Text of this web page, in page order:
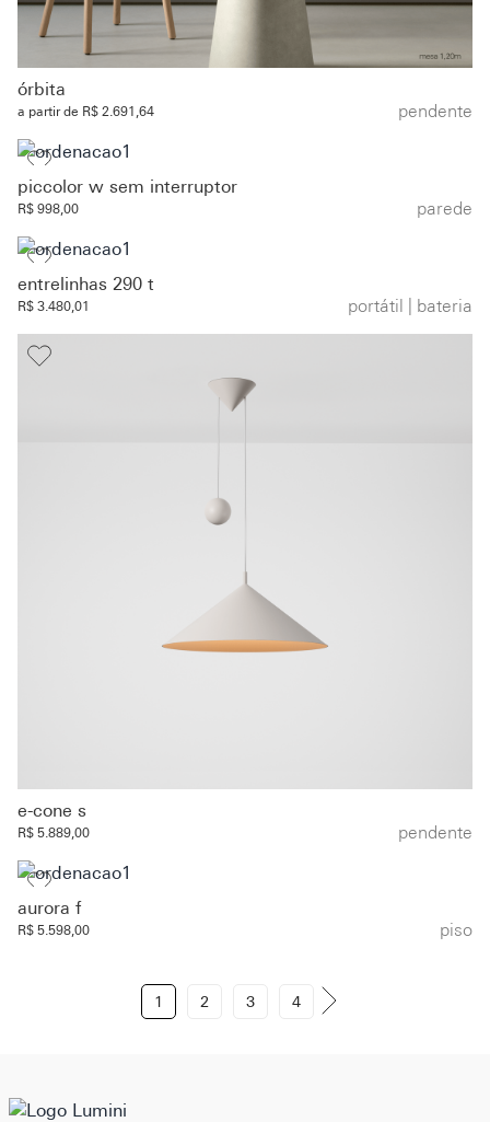
órbita
a partir de R$ 2.691,64 pendente
piccolor w sem interruptor
R$ 998,00 parede
entrelinhas 290 t
R$ 3.480,01 portátil | bateria
e-cone sㅤ
R$ 5.889,00 pendente
aurora f
R$ 5.598,00 piso
1 2 3 4